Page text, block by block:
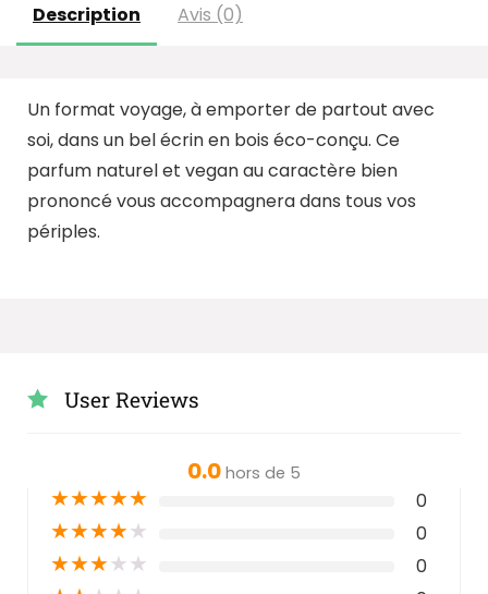
Description Avis (0)
Un format voyage, à emporter de partout avec
soi, dans un bel écrin en bois éco-conçu. Ce
parfum naturel et vegan au caractère bien
prononcé vous accompagnera dans tous vos
périples.
User Reviews
0.0 hors de 5
★★★★★ 0
★★★★★ 0
★★★★★ 0